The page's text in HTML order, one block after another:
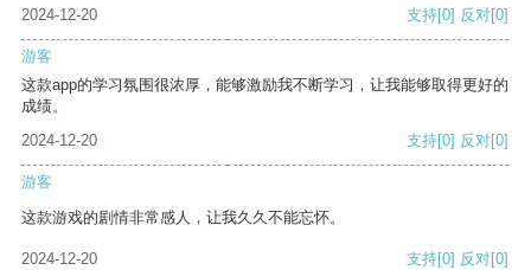
2024-12-20
支持[0] 反对[0]
游客
这款app的学习氛围很浓厚，能够激励我不断学习，让我能够取得更好的
成绩。
2024-12-20
支持[0] 反对[0]
游客
这款游戏的剧情非常感人，让我久久不能忘怀。
2024-12-20 支持[0] 反对[0]